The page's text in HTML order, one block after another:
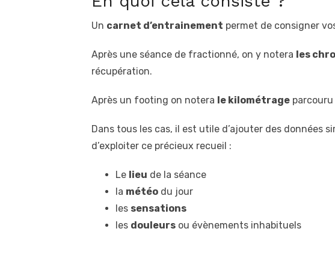
Un carnet d’entrainement permet de consigner
Après une séance de fractionné, on y notera les
récupération.
Après un footing on notera le kilométrage
Dans tous les cas, il est utile d’ajouter des données
d’exploiter ce précieux recueil :
Le lieu de la séance
la météo du jour
les sensations
les douleurs ou évènements inhabituels